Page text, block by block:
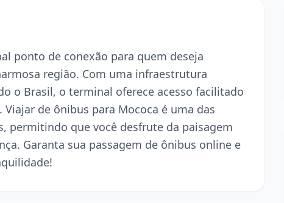
ponto de conexão para quem deseja
região. Com uma infraestrutura
o Brasil, o terminal oferece acesso facilitado
de ônibus para Mococa é uma das
permitindo que você desfrute da paisagem
Garanta sua passagem de ônibus online e